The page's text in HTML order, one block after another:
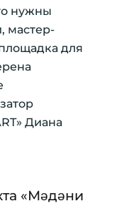
нужны
мастер-
для
Диана
«Мәдәни